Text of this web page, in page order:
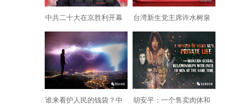
中共二十大在京胜利开幕 台湾新生党主席许水树泉
港区参加纪念妈祖诞辰
1065周年
谁来看护人民的钱袋？中 胡安平：一个售卖肉体和